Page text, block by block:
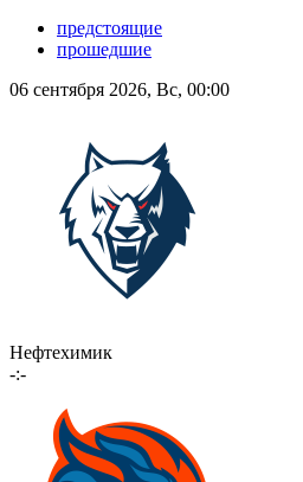
предстоящие
прошедшие
06 сентября 2026, Вс, 00:00
Нефтехимик
-:-